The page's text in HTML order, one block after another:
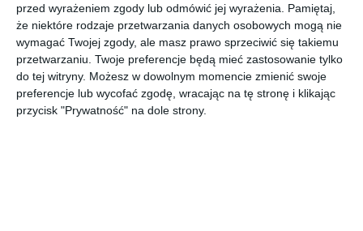
przed wyrażeniem zgody lub odmówić jej wyrażenia.
Pamiętaj,
że niektóre rodzaje przetwarzania danych osobowych mogą nie
wymagać Twojej zgody, ale masz prawo sprzeciwić się takiemu
przetwarzaniu. Twoje preferencje będą mieć zastosowanie tylko
do tej witryny. Możesz w dowolnym momencie zmienić swoje
preferencje lub wycofać zgodę, wracając na tę stronę i klikając
przycisk "Prywatność" na dole strony.
DREWNIAN
Y KOSZYK
na chleb,
FARMERSK
I, z
materiałowy
75,
90
przejdź do
sklepu
Spersonaliz
owana
bransoletka
sznurkowa -
Różowa -
Złote kółko
76,
00
przejdź do
sklepu
RAY-BAN
JUNIOR
0RJ9071S
70678G
Kids
335,
00
przejdź do
Godox V1
Pro do
Olympus
1.299 00
przejdź do